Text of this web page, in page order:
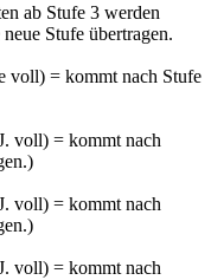
ab Stufe 3 werden
Stufe übertragen.
= kommt nach Stufe
voll) = kommt nach
voll) = kommt nach
voll) = kommt nach